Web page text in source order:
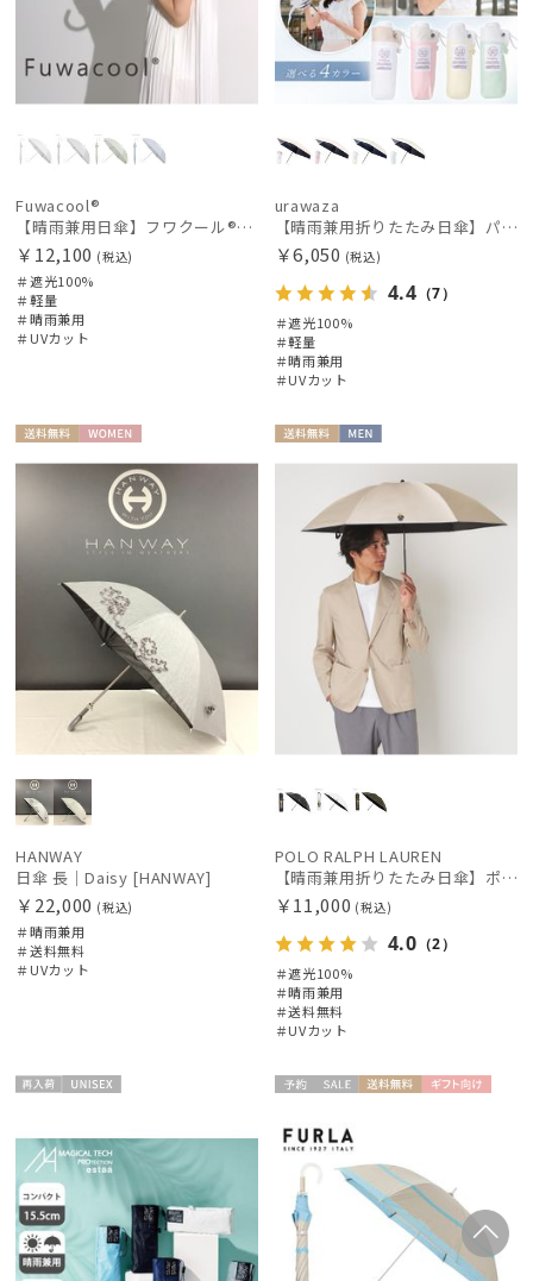
Fuwacool®
【晴雨兼用日傘】フワクール®ホワイト（Fuwacool® White）ジオメタリックラメ 遮光100 UV100
￥12,100 (税込)
＃遮光100%
＃軽量
＃晴雨兼用
＃UVカット
urawaza
【晴雨兼用折りたたみ日傘】パッとさして、サッとしまえる傘コワザ(kowaza) ボーダー 50 遮光100% UV100%
￥6,050 (税込)
4.4 （7）
＃遮光100%
＃軽量
＃晴雨兼用
＃UVカット
HANWAY
日傘 長｜Daisy [HANWAY]
￥22,000 (税込)
＃晴雨兼用
＃送料無料
＃UVカット
POLO RALPH LAUREN
【晴雨兼用折りたたみ日傘】ポロ ラルフ ローレン (POLO RALPH LAUREN) ポロベア 遮光100% UVメンズ日傘 簡単開閉
￥11,000 (税込)
4.0 （2）
＃遮光100%
＃晴雨兼用
＃送料無料
＃UVカット
ル
WOME
N